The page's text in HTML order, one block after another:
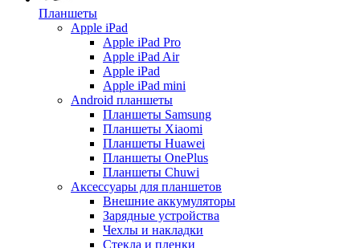
Планшеты
Apple iPad
Apple iPad Pro
Apple iPad Air
Apple iPad
Apple iPad mini
Android планшеты
Планшеты Samsung
Планшеты Xiaomi
Планшеты Huawei
Планшеты OnePlus
Планшеты Chuwi
Аксессуары для планшетов
Внешние аккумуляторы
Зарядные устройства
Чехлы и накладки
Стекла и пленки